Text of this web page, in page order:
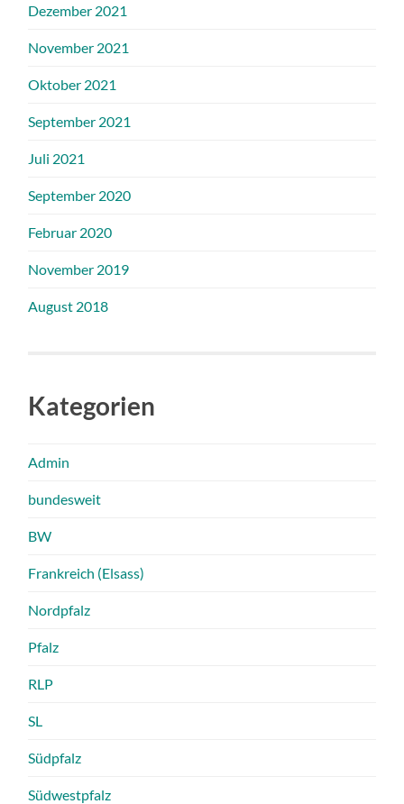
Dezember 2021
November 2021
Oktober 2021
September 2021
Juli 2021
September 2020
Februar 2020
November 2019
August 2018
Kategorien
Admin
bundesweit
BW
Frankreich (Elsass)
Nordpfalz
Pfalz
RLP
SL
Südpfalz
Südwestpfalz